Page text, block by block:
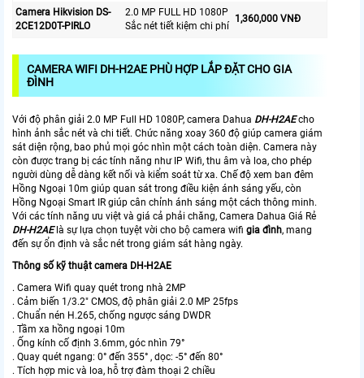
Camera Hikvision DS-
2CE12D0T-PIRLO
2.0 MP FULL HD 1080P
Sắc nét tiết kiệm chi phí
1,360,000 VNĐ
CAMERA WIFI DH-H2AE PHÙ HỢP LẮP ĐẶT CHO GIA
ĐÌNH
Với độ phân giải 2.0 MP Full HD 1080P, camera Dahua DH-H2AE cho
hình ảnh sắc nét và chi tiết. Chức năng xoay 360 độ giúp camera giám
sát diện rộng, bao phủ mọi góc nhìn một cách toàn diện. Camera này
còn được trang bị các tính năng như IP Wifi, thu âm và loa, cho phép
người dùng dễ dàng kết nối và kiểm soát từ xa. Chế độ xem ban đêm
Hồng Ngoại 10m giúp quan sát trong điều kiện ánh sáng yếu, còn
Hồng Ngoại Smart IR giúp cân chỉnh ánh sáng một cách thông minh.
Với các tính năng ưu việt và giá cả phải chăng, Camera Dahua Giá Rẻ
DH-H2AE là sự lựa chọn tuyệt vời cho bộ camera wifi gia đình, mang
đến sự ổn định và sắc nét trong giám sát hàng ngày.
Thông số kỹ thuật camera DH-H2AE
. Camera Wifi quay quét trong nhà 2MP
. Cảm biến 1/3.2" CMOS, độ phân giải 2.0 MP 25fps
. Chuẩn nén H.265, chống ngược sáng DWDR
. Tầm xa hồng ngoại 10m
. Ống kính cố định 3.6mm, góc nhìn 79°
. Quay quét ngang: 0° đến 355° , dọc: -5° đến 80°
. Tích hợp mic và loa, hỗ trợ đàm thoại 2 chiều